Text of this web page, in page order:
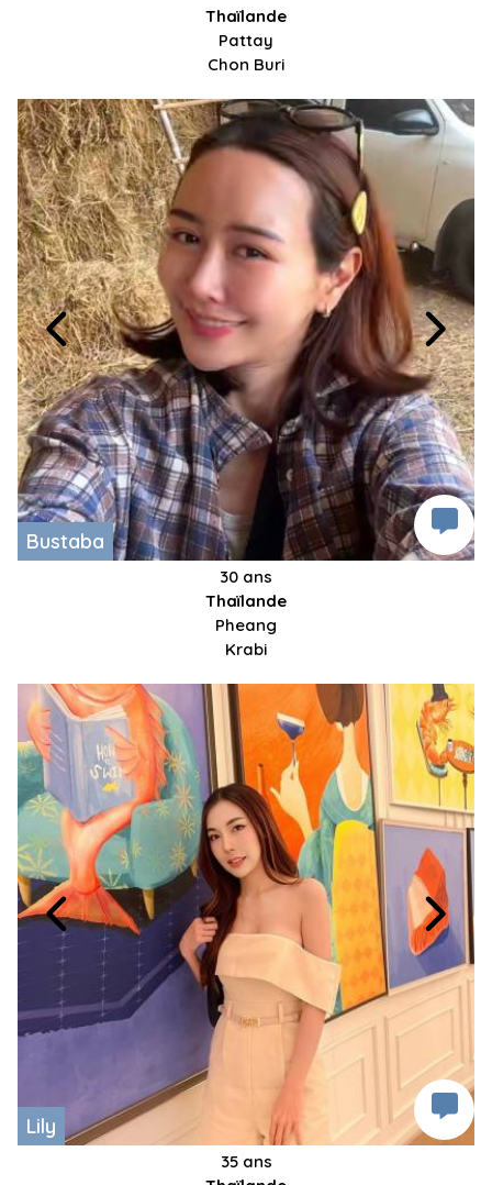
Thaïlande
Pattay
Chon Buri
Bustaba
30 ans
Thaïlande
Pheang
Krabi
Lily
35 ans